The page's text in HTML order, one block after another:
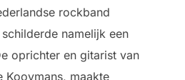
rockband
namelijk een
oprichter en gitarist van
Kooymans, maakte